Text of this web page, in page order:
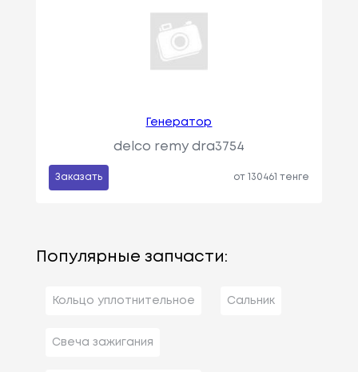
Генератор
delco remy dra3754
Заказать от 130461 тенге
Популярные запчасти:
Кольцо уплотнительное Сальник
Свеча зажигания